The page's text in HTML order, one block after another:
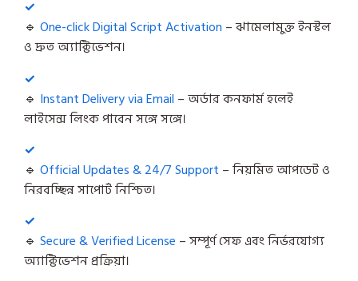
🔹 One-click Digital Script Activation – ঝামেলামুক্ত ইনস্টল
ও দ্রুত অ্যাক্টিভেশন।
🔹 Instant Delivery via Email – অর্ডার কনফার্ম হলেই
লাইসেন্স লিংক পাবেন সঙ্গে সঙ্গে।
🔹 Official Updates & 24/7 Support – নিয়মিত আপডেট ও
নিরবচ্ছিন্ন সাপোর্ট নিশ্চিত।
🔹 Secure & Verified License – সম্পূর্ণ সেফ এবং নির্ভরযোগ্য
অ্যাক্টিভেশন প্রক্রিয়া।